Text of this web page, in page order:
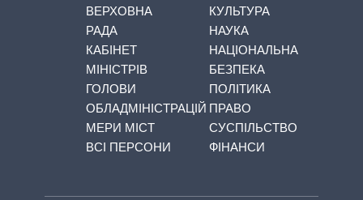
ВЕРХОВНА
РАДА
КАБІНЕТ
МІНІСТРІВ
ГОЛОВИ
ОБЛАДМІНІСТРАЦІЙ
МЕРИ МІСТ
ВСІ ПЕРСОНИ
КУЛЬТУРА
НАУКА
НАЦІОНАЛЬНА
БЕЗПЕКА
ПОЛІТИКА
ПРАВО
СУСПІЛЬСТВО
ФІНАНСИ